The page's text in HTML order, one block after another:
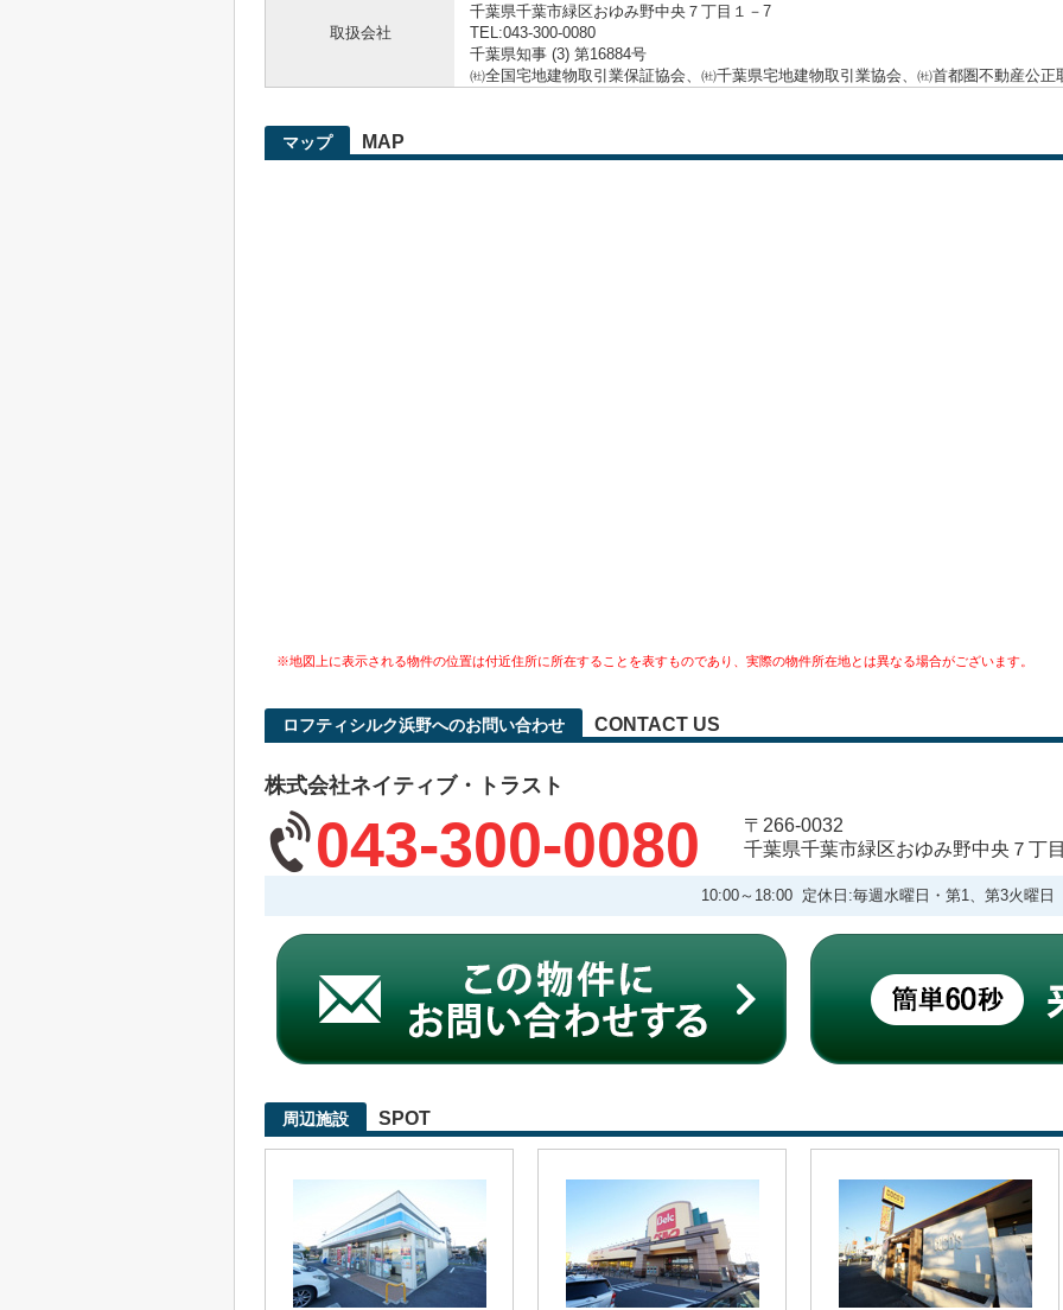
取扱会社
千葉県千葉市緑区おゆみ野中央７丁目１－7
TEL:043-300-0080
千葉県知事 (3) 第16884号
㈳全国宅地建物取引業保証協会、㈳千葉県宅地建物取引業協会、㈳首都圏不動産公正
マップ MAP
※地図上に表示される物件の位置は付近住所に所在することを表すものであり、実際の物件所在地とは異なる場合がございます。
ロフティシルク浜野へのお問い合わせ CONTACT US
株式会社ネイティブ・トラスト
043-300-0080
〒266-0032
千葉県千葉市緑区おゆみ野中央７丁
10:00～18:00 定休日:毎週水曜日・第1、第3火曜
周辺施設 SPOT